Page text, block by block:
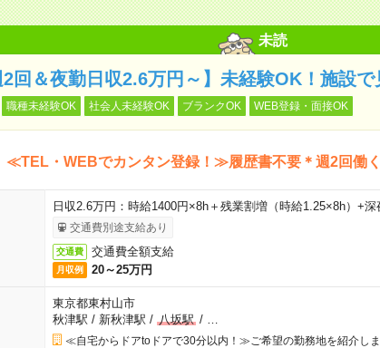
未読
2回＆夜勤日収2.6万円～】未経験OK！施設で
職種未経験OK 社会人未経験OK ブランクOK WEB登録・面接OK
≪TEL・WEBでカンタン登録！≫履歴書不要＊週2回働く
日収2.6万円：時給1400円×8h＋残業割増（時給1.25×8h）+深
交通費別途支給あり
交通費 交通費全額支給
月収例 20～25万円
東京都東村山市
秋津駅 / 新秋津駅 / 八坂駅/
≪自宅からドアtoドアで30分以内！≫ご希望の勤務地を紹介しま